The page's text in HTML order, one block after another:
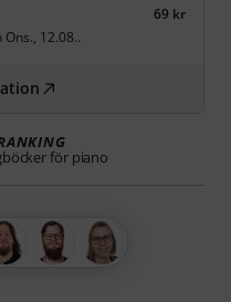
69 kr
Ons., 12.08..
för piano